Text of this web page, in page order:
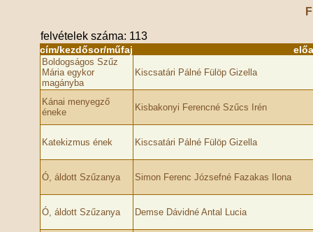
felvételek száma: 113
cím/kezdősor/műfaj
Boldogságos Szűz
Mária egykor
magányba
Kiscsatári Pálné Fülöp Gizella
Kánai menyegző
éneke
Kisbakonyi Ferencné Szűcs Irén
Katekizmus ének Kiscsatári Pálné Fülöp Gizella
Ó, áldott Szűzanya Simon Ferenc Józsefné Fazakas Ilona
Ó, áldott Szűzanya Demse Dávidné Antal Lucia